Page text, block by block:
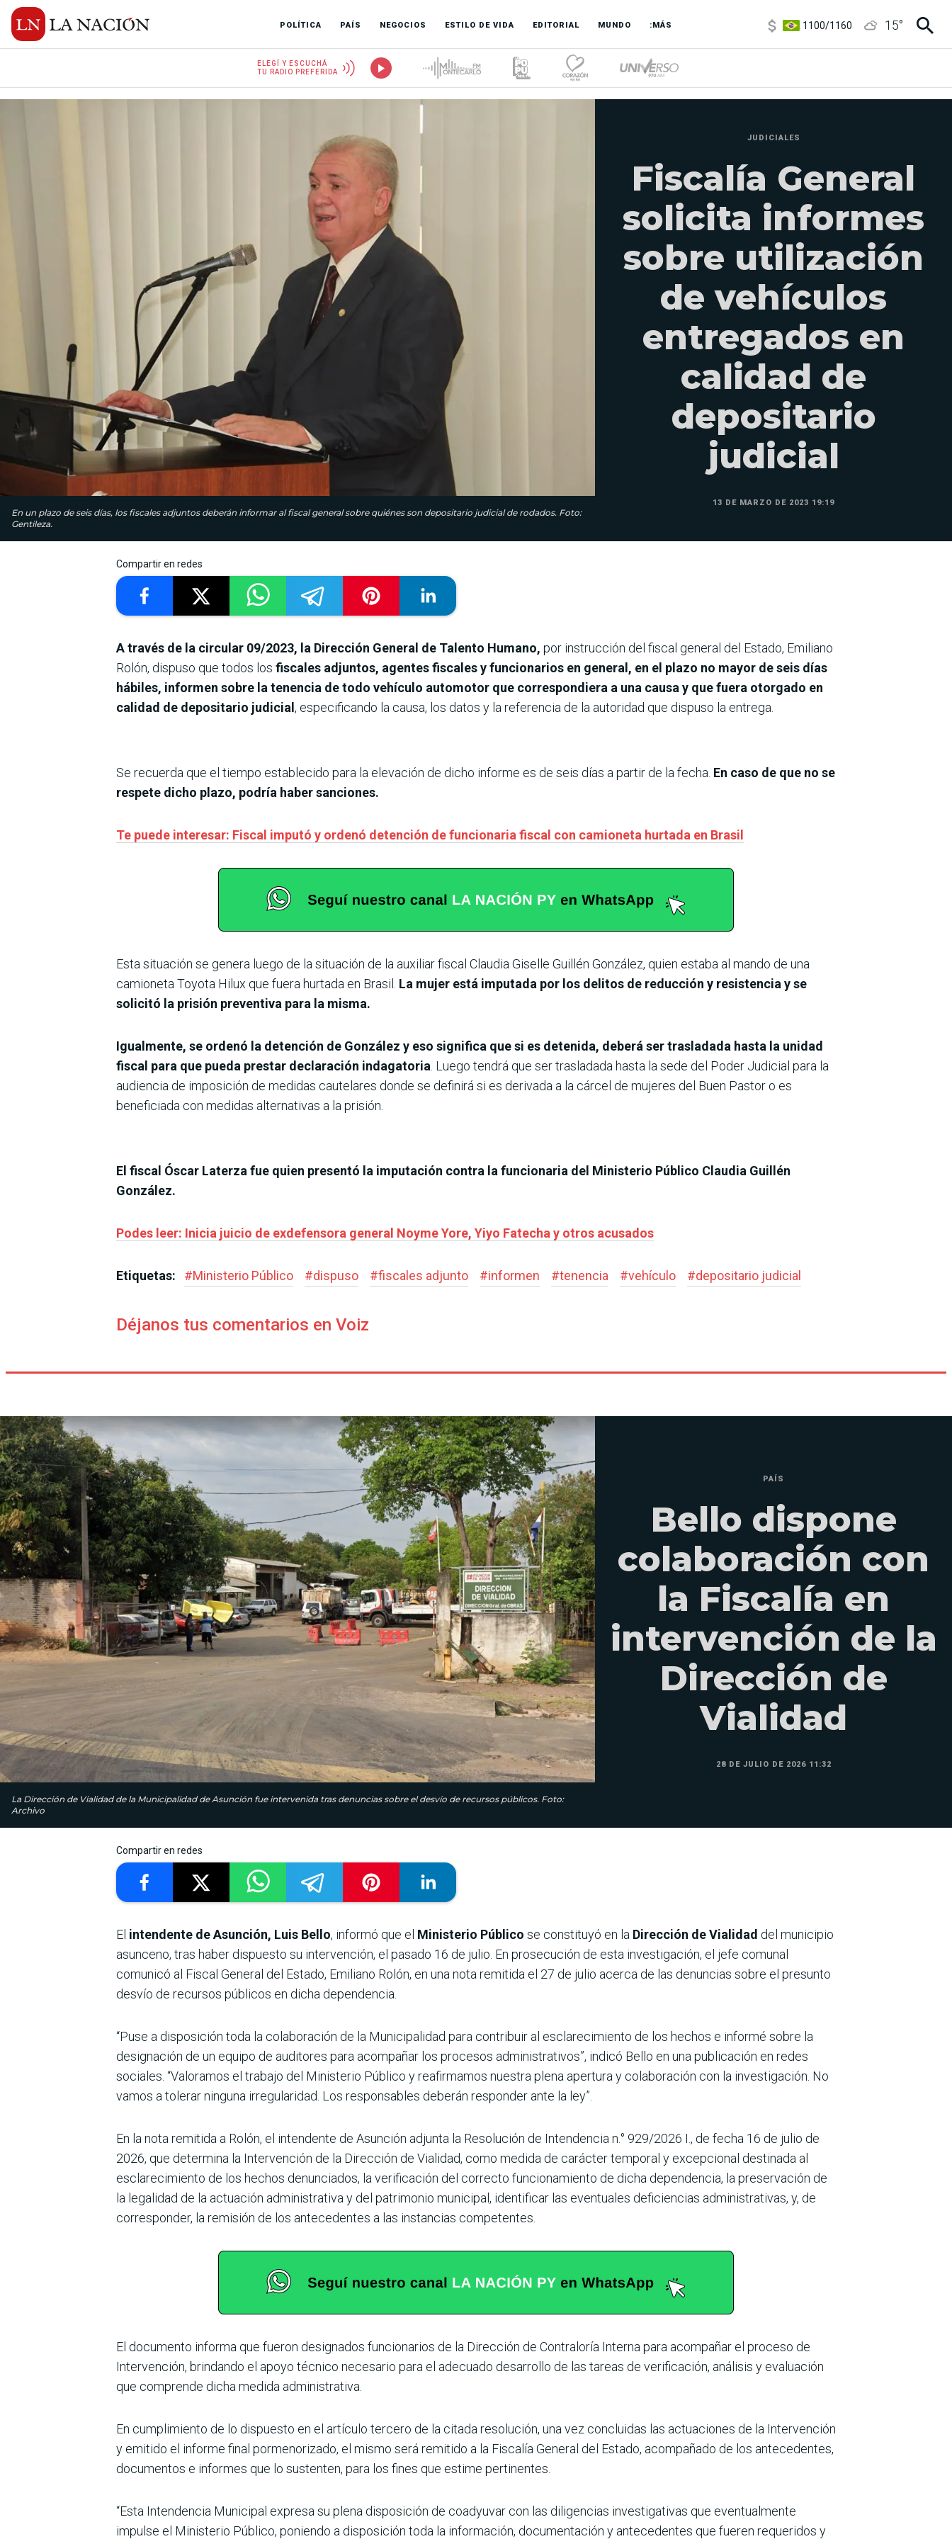
POLÍTICA PAÍS NEGOCIOS ESTILO DE VIDA EDITORIAL MUNDO :MÁS
3,8/4
15°
ELEGÍ Y ESCUCHÁ
TU RADIO PREFERIDA
En un plazo de seis días, los fiscales adjuntos deberán informar al fiscal general sobre quiénes son depositario judicial de rodados. Foto:
Gentileza.
JUDICIALES
Fiscalía General
solicita informes
sobre utilización
de vehículos
entregados en
calidad de
depositario
judicial
13 DE MARZO DE 2023 19:19
Compartir en redes
A través de la circular 09/2023, la Dirección General de Talento Humano, por instrucción del fiscal general del Estado, Emiliano
Rolón, dispuso que todos los fiscales adjuntos, agentes fiscales y funcionarios en general, en el plazo no mayor de seis días
hábiles, informen sobre la tenencia de todo vehículo automotor que correspondiera a una causa y que fuera otorgado en
calidad de depositario judicial , especificando la causa, los datos y la referencia de la autoridad que dispuso la entrega.
Se recuerda que el tiempo establecido para la elevación de dicho informe es de seis días a partir de la fecha. En caso de que no se
respete dicho plazo, podría haber sanciones.
Te puede interesar: Fiscal imputó y ordenó detención de funcionaria fiscal con camioneta hurtada en Brasil
Esta situación se genera luego de la situación de la auxiliar fiscal Claudia Giselle Guillén González, quien estaba al mando de una
camioneta Toyota Hilux que fuera hurtada en Brasil. La mujer está imputada por los delitos de reducción y resistencia y se
solicitó la prisión preventiva para la misma.
Igualmente, se ordenó la detención de González y eso significa que si es detenida, deberá ser trasladada hasta la unidad
fiscal para que pueda prestar declaración indagatoria . Luego tendrá que ser trasladada hasta la sede del Poder Judicial para la
audiencia de imposición de medidas cautelares donde se definirá si es derivada a la cárcel de mujeres del Buen Pastor o es
beneficiada con medidas alternativas a la prisión.
El fiscal Óscar Laterza fue quien presentó la imputación contra la funcionaria del Ministerio Público Claudia Guillén
González.
Podes leer: Inicia juicio de exdefensora general Noyme Yore, Yiyo Fatecha y otros acusados
Etiquetas: #Ministerio Público #dispuso #fiscales adjunto #informen #tenencia #vehículo #depositario judicial
Déjanos tus comentarios en Voiz
La Dirección de Vialidad de la Municipalidad de Asunción fue intervenida tras denuncias sobre el desvío de recursos públicos. Foto:
Archivo
PAÍS
Bello dispone
colaboración con
la Fiscalía en
intervención de la
Dirección de
Vialidad
28 DE JULIO DE 2026 11:32
Compartir en redes
El intendente de Asunción, Luis Bello, informó que el Ministerio Público se constituyó en la Dirección de Vialidad del municipio
asunceno, tras haber dispuesto su intervención, el pasado 16 de julio. En prosecución de esta investigación, el jefe comunal
comunicó al Fiscal General del Estado, Emiliano Rolón, en una nota remitida el 27 de julio acerca de las denuncias sobre el presunto
desvío de recursos públicos en dicha dependencia.
“Puse a disposición toda la colaboración de la Municipalidad para contribuir al esclarecimiento de los hechos e informé sobre la
designación de un equipo de auditores para acompañar los procesos administrativos”, indicó Bello en una publicación en redes
sociales. “Valoramos el trabajo del Ministerio Público y reafirmamos nuestra plena apertura y colaboración con la investigación. No
vamos a tolerar ninguna irregularidad. Los responsables deberán responder ante la ley”.
En la nota remitida a Rolón, el intendente de Asunción adjunta la Resolución de Intendencia n.° 929/2026 I., de fecha 16 de julio de
2026, que determina la Intervención de la Dirección de Vialidad, como medida de carácter temporal y excepcional destinada al
esclarecimiento de los hechos denunciados, la verificación del correcto funcionamiento de dicha dependencia, la preservación de
la legalidad de la actuación administrativa y del patrimonio municipal, identificar las eventuales deficiencias administrativas, y, de
corresponder, la remisión de los antecedentes a las instancias competentes.
El documento informa que fueron designados funcionarios de la Dirección de Contraloría Interna para acompañar el proceso de
Intervención, brindando el apoyo técnico necesario para el adecuado desarrollo de las tareas de verificación, análisis y evaluación
que comprende dicha medida administrativa.
En cumplimiento de lo dispuesto en el artículo tercero de la citada resolución, una vez concluidas las actuaciones de la Intervención
y emitido el informe final pormenorizado, el mismo será remitido a la Fiscalía General del Estado, acompañado de los antecedentes,
documentos e informes que lo sustenten, para los fines que estime pertinentes.
“Esta Intendencia Municipal expresa su plena disposición de coadyuvar con las diligencias investigativas que eventualmente
impulse el Ministerio Público, poniendo a disposición toda la información, documentación y antecedentes que fueren requeridos y